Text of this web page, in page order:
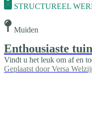
STRUCTUREEL
Muiden
Enthousiaste
Vindt u het leuk om af en
Geplaatst door Versa